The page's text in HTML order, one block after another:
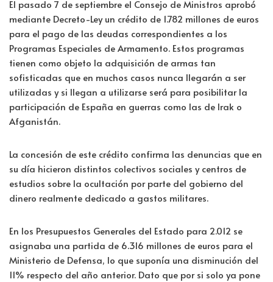
El pasado 7 de septiembre el Consejo de Ministros aprobó
mediante Decreto-Ley un crédito de 1.782 millones de euros
para el pago de las deudas correspondientes a los
Programas Especiales de Armamento. Estos programas
tienen como objeto la adquisición de armas tan
sofisticadas que en muchos casos nunca llegarán a ser
utilizadas y si llegan a utilizarse será para posibilitar la
participación de España en guerras como las de Irak o
Afganistán.
La concesión de este crédito confirma las denuncias que en
su día hicieron distintos colectivos sociales y centros de
estudios sobre la ocultación por parte del gobierno del
dinero realmente dedicado a gastos militares.
En los Presupuestos Generales del Estado para 2.012 se
asignaba una partida de 6.316 millones de euros para el
Ministerio de Defensa, lo que suponía una disminución del
11% respecto del año anterior. Dato que por si solo ya pone